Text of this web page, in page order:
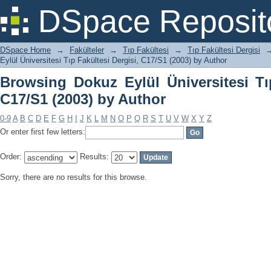
DSpace
Browsing Dokuz Eylül Üniversitesi
DSpace Home → Fakülteler → Tıp Fakültesi → Tıp Fakültesi Dergisi
Eylül Üniversitesi Tıp Fakültesi Dergisi, C17/S1 (2003) by Author
Browsing Dokuz Eylül Üniversitesi
C17/S1 (2003) by Author
0-9 A B C D E F G H J K L M N O P Q R S T U V W X Y Z
Or enter first few letters:
Order: Results:
Sorry, there are no results for this browse.